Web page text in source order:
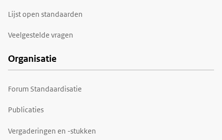
Lijst open standaarden
Veelgestelde vragen
Organisatie
Forum Standaardisatie
Publicaties
Vergaderingen en -stukken